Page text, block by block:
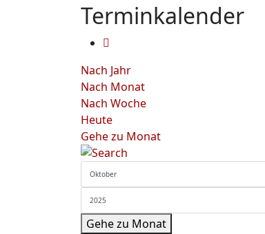
Terminkalender
Nach Jahr
Nach Monat
Nach Woche
Heute
Gehe zu Monat
Gehe zu Monat